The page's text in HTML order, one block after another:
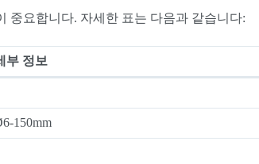
중요합니다. 자세한 표는 다음과 같습니다:
부 정보
150mm